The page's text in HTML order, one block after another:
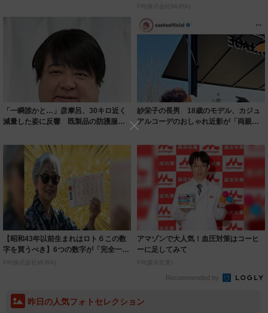
PR(株式会社MURA)
「一瞬誰かと…」彦摩呂、30キロ近く
減量した姿に反響 既製品の防護服が
紗栄子の長男 18歳のモデル、カジュ
アルコーデのおしゃれ近影が「両親の
いいとこ取...
【昭和43年以前生まれはロト６この数
字を買うべき】6つの数字が「完全一
致」する方...
PR(株式会社MURA)
アマゾンで大人気！血圧対策はコーヒ
ーに足してみて
PR(森永乳業)
Recommended by
昨日の人気フォトセレクション